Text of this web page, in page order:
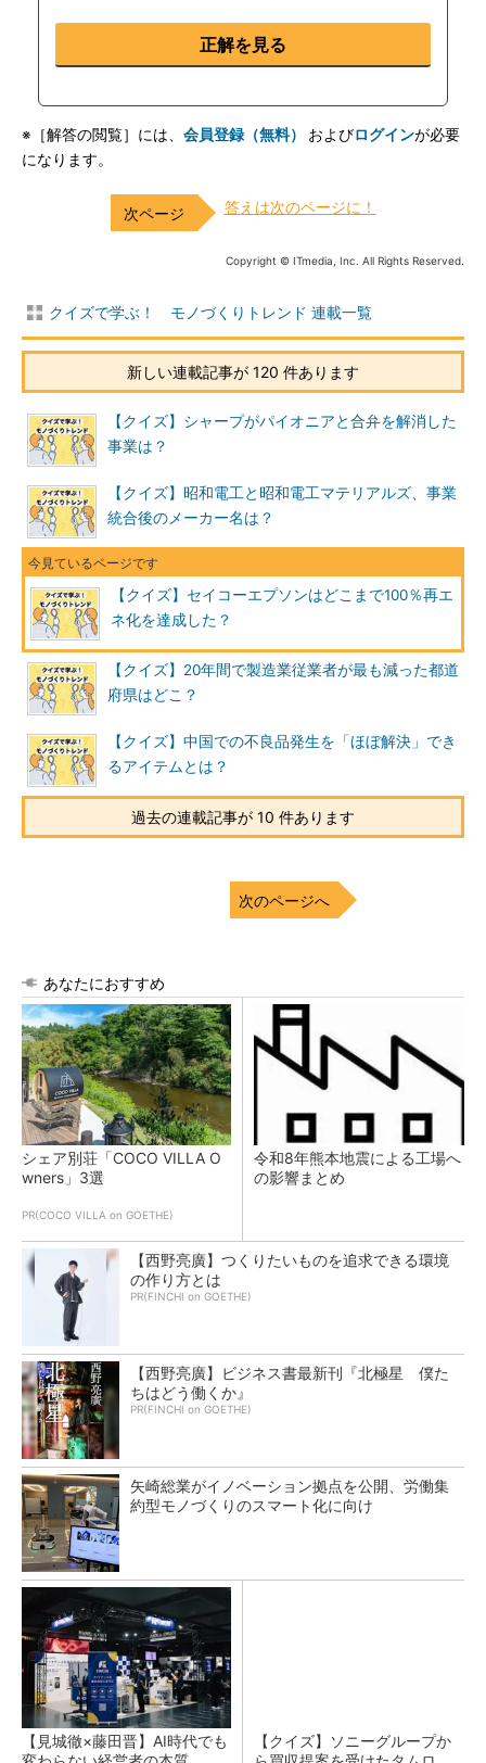
正解を見る
※［解答の閲覧］には、 会員登録（無料） およびログインが必要
になります。
答えは次のページに！
Copyright © ITmedia, Inc. All Rights Reserved.
クイズで学ぶ！ モノづくりトレンド 連載一覧
新しい連載記事が 120 件あります
【クイズ】シャープがパイオニアと合弁を解消した
事業は？
【クイズ】昭和電工と昭和電工マテリアルズ、事業
統合後のメーカー名は？
【クイズ】セイコーエプソンはどこまで100％再エ
ネ化を達成した？
【クイズ】20年間で製造業従業者が最も減った都道
府県はどこ？
【クイズ】中国での不良品発生を「ほぼ解決」でき
るアイテムとは？
過去の連載記事が 10 件あります
次のページへ
あなたにおすすめ
シェア別荘「COCO VILLA O
wners」3選
PR(COCO VILLA on GOETHE)
令和8年熊本地震による工場へ
の影響まとめ
【西野亮廣】つくりたいものを追求できる環境
の作り方とは
PR(FINCHI on GOETHE)
【西野亮廣】ビジネス書最新刊『北極星 僕た
ちはどう働くか』
PR(FINCHI on GOETHE)
矢崎総業がイノベーション拠点を公開、労働集
約型モノづくりのスマート化に向け
【見城徹×藤田晋】AI時代でも
【クイズ】ソニーグループか